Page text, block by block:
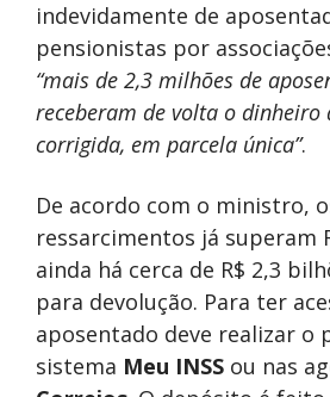
indevidamente de
pensionistas por
“mais de 2,3 milhões de
receberam de volta o dinheiro
corrigida, em parcela única”.
De acordo com o ministro,
ressarcimentos já superam
ainda há cerca de R$ 2,3
para devolução. Para ter
aposentado deve realizar o
sistema Meu INSS ou nas